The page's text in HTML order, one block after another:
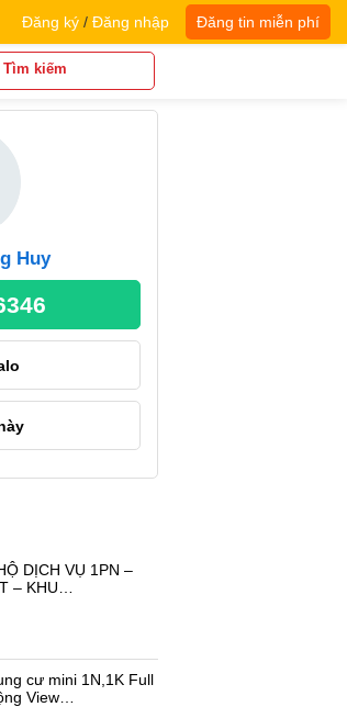
Đăng ký / Đăng nhập Đăng tin miễn phí
Tìm kiếm
Huy
DỊCH VỤ 1PN –
– KHU…
cư mini 1N,1K Full
View…